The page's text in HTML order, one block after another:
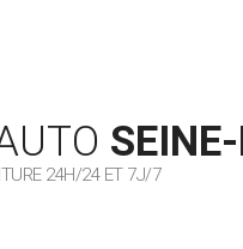
24H/24 ET 7J/7